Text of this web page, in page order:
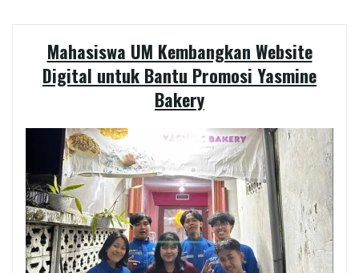
Mahasiswa UM Kembangkan Website
Digital untuk Bantu Promosi Yasmine
Bakery